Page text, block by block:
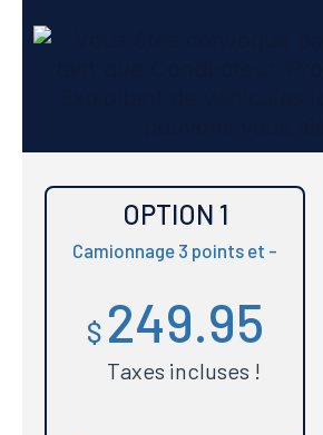
OPTION 1
Camionnage 3 points et -
$ 249.95
Taxes incluses !